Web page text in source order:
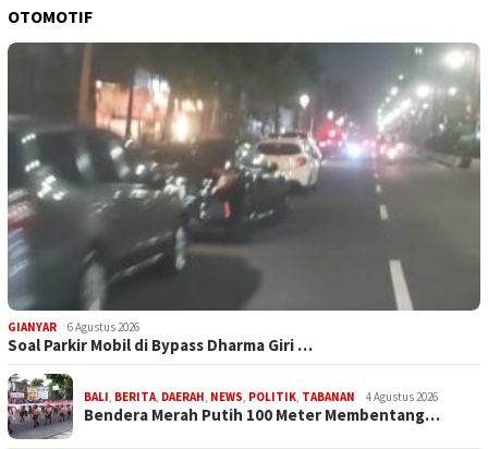
OTOMOTIF
GIANYAR 6 Agustus 2026
Soal Parkir Mobil di Bypass Dharma Giri …
BALI, BERITA, DAERAH, NEWS, POLITIK, TABANAN 4 Agustus 2026
Bendera Merah Putih 100 Meter Membentang…